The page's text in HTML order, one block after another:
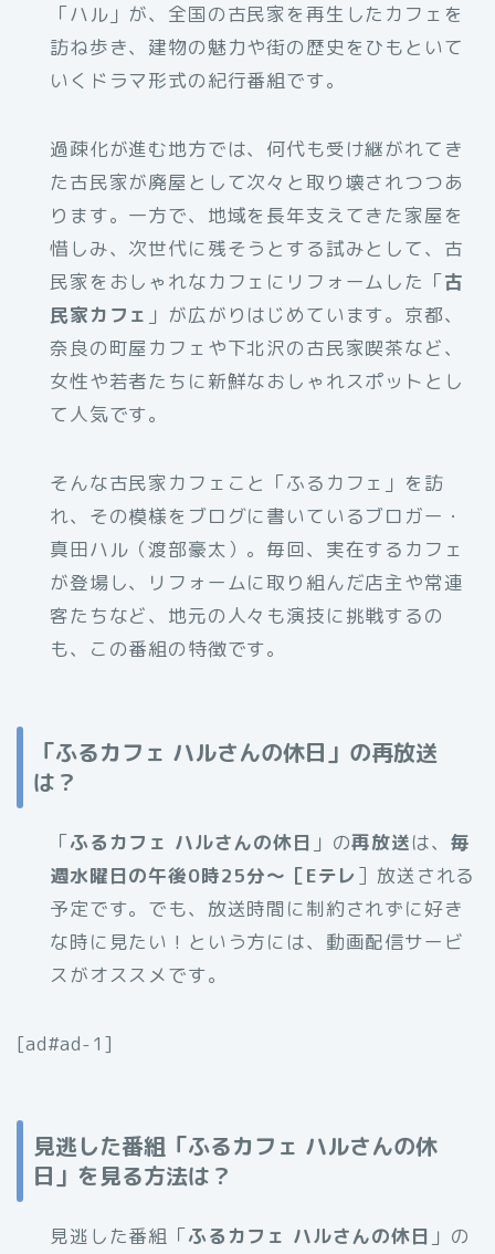
「ハル」が、全国の古民家を再生したカフェを
訪ね歩き、建物の魅力や街の歴史をひもといて
いくドラマ形式の紀行番組です。
過疎化が進む地方では、何代も受け継がれてき
た古民家が廃屋として次々と取り壊されつつあ
ります。一方で、地域を長年支えてきた家屋を
惜しみ、次世代に残そうとする試みとして、古
民家をおしゃれなカフェにリフォームした「古
民家カフェ 」が広がりはじめています。京都、
奈良の町屋カフェや下北沢の古民家喫茶など、
女性や若者たちに新鮮なおしゃれスポットとし
て人気です。
そんな古民家カフェこと「ふるカフェ」を訪
れ、その模様をブログに書いているブロガー・
真田ハル（渡部豪太）。毎回、実在するカフェ
が登場し、リフォームに取り組んだ店主や常連
客たちなど、地元の人々も演技に挑戦するの
も、この番組の特徴です。
「ふるカフェ ハルさんの休日」の再放送
は？
「ふるカフェ ハルさんの休日 」の再放送は、 毎
週水曜日の午後0時25分～［Eテレ ］放送される
予定です。でも、放送時間に制約されずに好き
な時に見たい！という方には、動画配信サービ
スがオススメです。
[ad#ad-1]
見逃した番組「ふるカフェ ハルさんの休
日」を見る方法は？
見逃した番組「ふるカフェ ハルさんの休日 」の